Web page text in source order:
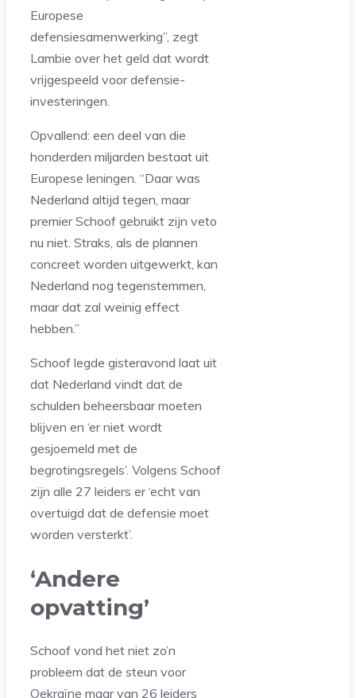
Europese
defensiesamenwerking”, zegt
Lambie over het geld dat wordt
vrijgespeeld voor defensie-
investeringen.
Opvallend: een deel van die
honderden miljarden bestaat uit
Europese leningen. “Daar was
Nederland altijd tegen, maar
premier Schoof gebruikt zijn veto
nu niet. Straks, als de plannen
concreet worden uitgewerkt, kan
Nederland nog tegenstemmen,
maar dat zal weinig effect
hebben.”
Schoof legde gisteravond laat uit
dat Nederland vindt dat de
schulden beheersbaar moeten
blijven en ‘er niet wordt
gesjoemeld met de
begrotingsregels’. Volgens Schoof
zijn alle 27 leiders er ‘echt van
overtuigd dat de defensie moet
worden versterkt’.
‘Andere
opvatting’
Schoof vond het niet zo’n
probleem dat de steun voor
Oekraïne maar van 26 leiders